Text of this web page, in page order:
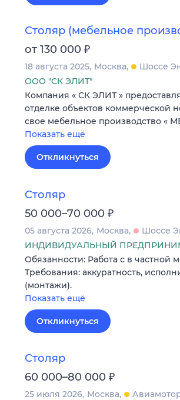
Столяр (мебельное
от 130 000 ₽
18 августа 2025 Москва
Шоссе
ООО "СК ЭЛИТ"
Компания « СК ЭЛИТ »
отделке объектов коммерческой
свое мебельное производство «
Показать ещё
Откликнуться
Столяр
50 000–70 000 ₽
05 августа 2026 Москва
Шоссе
ИНДИВИДУАЛЬНЫЙ
Обязанности: Работа с в частной
Требования: аккуратность,
(монтажи).
Показать ещё
Откликнуться
Столяр
60 000–80 000 ₽
25 июля 2026 Москва